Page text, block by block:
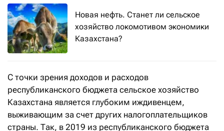
Новая нефть. Станет ли сельское
хозяйство локомотивом экономики
Казахстана?
С точки зрения доходов и расходов
республиканского бюджета сельское хозяйство
Казахстана является глубоким иждивенцем,
выживающим за счет других налогоплательщиков
страны. Так, в 2019 из республиканского бюджета